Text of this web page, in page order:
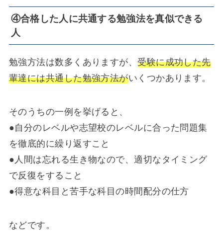
④合格した人に共通する勉強法を真似できる
人
勉強方法は数多くありますが、 受験に成功した先
輩達には共通した勉強方法がいくつかあります。
そのうちの一例を挙げると、
●自分のレベルや志望校のレベルに合った問題集
を徹底的に繰り返すこと
●人間は忘れる生き物なので、適切なタイミング
で反復をすること
●得意な科目と苦手な科目の時間配分の仕方
などです。